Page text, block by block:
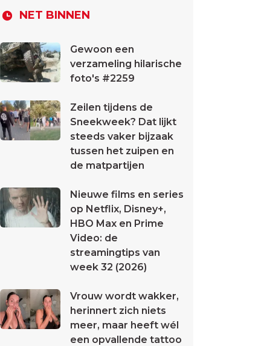
NET BINNEN
Gewoon een
verzameling hilarische
foto's #2259
Zeilen tijdens de
Sneekweek? Dat lijkt
steeds vaker bijzaak
tussen het zuipen en
de matpartijen
Nieuwe films en series
op Netflix, Disney+,
HBO Max en Prime
Video: de
streamingtips van
week 32 (2026)
Vrouw wordt wakker,
herinnert zich niets
meer, maar heeft wél
een opvallende tattoo